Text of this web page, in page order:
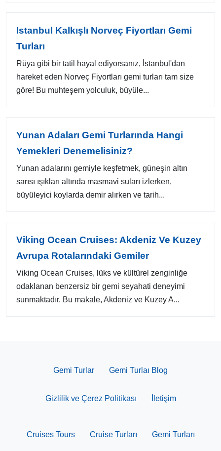
Istanbul Kalkışlı Norveç Fiyortları Gemi
Turları
Rüya gibi bir tatil hayal ediyorsanız, İstanbul'dan
hareket eden Norveç Fiyortları gemi turları tam size
göre! Bu muhteşem yolculuk, büyüle...
Yunan Adaları Gemi Turlarında Hangi
Yemekleri Denemelisiniz?
Yunan adalarını gemiyle keşfetmek, güneşin altın
sarısı ışıkları altında masmavi suları izlerken,
büyüleyici koylarda demir alırken ve tarih...
Viking Ocean Cruises: Akdeniz Ve Kuzey
Avrupa Rotalarındaki Gemiler
Viking Ocean Cruises, lüks ve kültürel zenginliğe
odaklanan benzersiz bir gemi seyahati deneyimi
sunmaktadır. Bu makale, Akdeniz ve Kuzey A...
Gemi Turlar Gemi Turlaı Blog
Gizlilik ve Çerez Politikası İletişim
Cruises Tours Cruise Turları Gemi Turları